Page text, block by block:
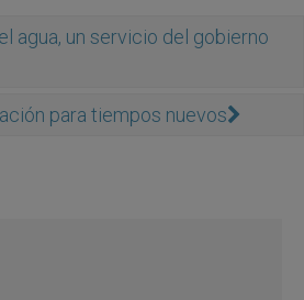
agua, un servicio del gobierno
para tiempos nuevos